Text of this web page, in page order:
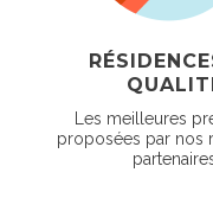
Les meilleures
proposées par nos